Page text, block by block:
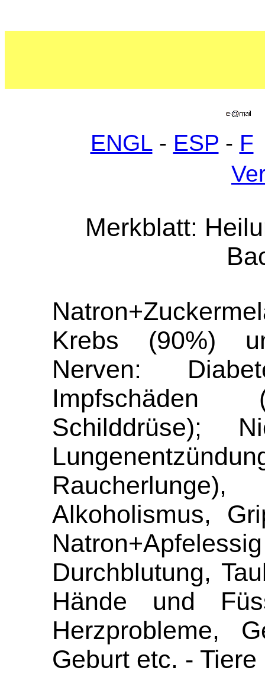
ENGL- ESP - F
Merkblatt:
Krebs (90%)
Nerven:
Impfschäden
Schilddrüse);
Alkoholismus,
Durchblutung,
Hände und
Herzprobleme,
Geburt etc. - Tiere